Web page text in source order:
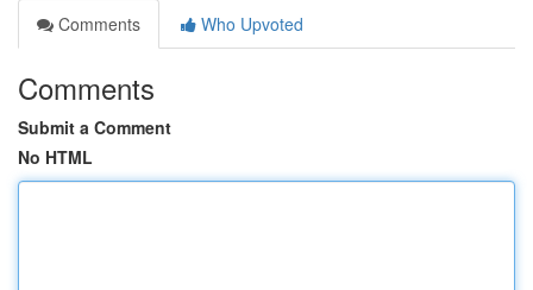
Comments
Who Upvoted
Comments
Submit a Comment
No HTML